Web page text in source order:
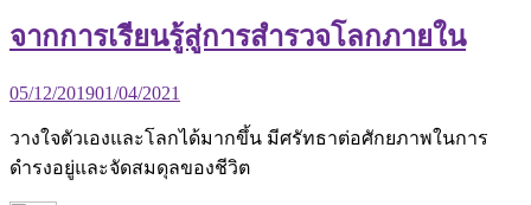
จากการเรียนรู้สู่การสำรวจโลกภายใน
05/12/201901/04/2021
วางใจตัวเองและโลกได้มากขึ้น มีศรัทธาต่อศักยภาพในการ
ดำรงอยู่และจัดสมดุลของชีวิต